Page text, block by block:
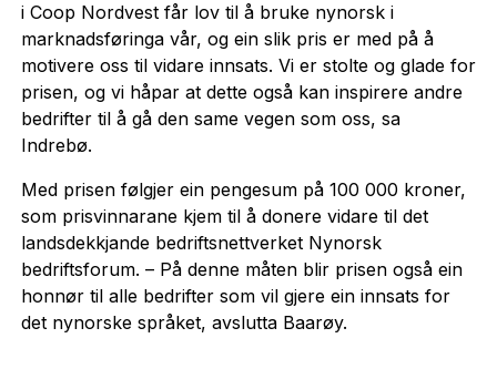
i Coop Nordvest får lov til å bruke nynorsk i
marknadsføringa vår, og ein slik pris er med på å
motivere oss til vidare innsats. Vi er stolte og glade for
prisen, og vi håpar at dette også kan inspirere andre
bedrifter til å gå den same vegen som oss, sa
Indrebø.
Med prisen følgjer ein pengesum på 100 000 kroner,
som prisvinnarane kjem til å donere vidare til det
landsdekkjande bedriftsnettverket Nynorsk
bedriftsforum. – På denne måten blir prisen også ein
honnør til alle bedrifter som vil gjere ein innsats for
det nynorske språket, avslutta Baarøy.